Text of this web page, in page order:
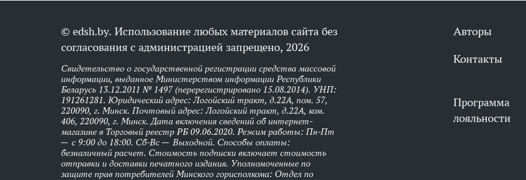
© edsh.by. Использование любых материалов сайта без
согласования с администрацией запрещено, 2026
Свидетельство о государственной регистрации средства массовой
информации, выданное Министерством информации Республики
Беларусь 13.12.2011 № 1497 (перерегистрировано 15.08.2014). УНП:
191261281. Юридический адрес: Логойский тракт, д.22А, пом. 57,
220090, г. Минск. Почтовый адрес: Логойский тракт, д.22А, ком.
406, 220090, г. Минск. Дата включения сведений об интернет-
магазине в Торговый реестр РБ 09.06.2020. Режим работы: Пн-Пт
— с 9:00 до 18:00. Сб-Вс — Выходной. Способы оплаты:
безналичный расчет. Стоимость подписки включает стоимость
отправки и доставки печатного издания. Уполномоченные по
защите прав потребителей Минского горисполкома: Отдел по
Авторы
Контакты
Программа
лояльности